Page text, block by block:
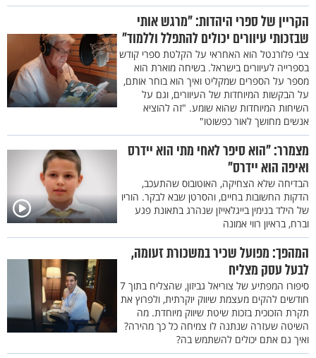
הקריין של ספרי היהדות: "מרגש אותי
שבזכותי עיוורים יכולים להתפלל וללמוד"
צבי פלורנטל הוא האחראי על הקלטת ספרי קודש
בספרייה לעיוורים בישראל. בשיחה מוארת הוא
מספר על הספרים שמקליט ואיך הוא בוחר אותם,
על הבקשות המיוחדות של העיוורים, וגם על
השיחות המיוחדות שהוא שומע. "זה להוציא
אנשים מחושך לאור כפשוטו"
מצמרר: "הוא סיפר לאחי מתי הוא יידרס
ואיפה הוא יידרס"
הבדיחה שלא הצחיקה, האוטובוס שהתעכב,
הדקות החשובות בחיים, והסרטן שבא לבקר. הוריו
של הילד בנימין בייגלאייזן שנהרג בתאונת פגע
וברח, בראיון רווי אמונה
המהפך: מפועל שכיר במשכורת זעומה,
לבעל עסק מצליח
סיפורו המפתיע של צוריאל גביזון, שהצליח בתוך 7
חודשים להקים מעצמת שיווק יוקרתית, ולפרוץ את
תקרת הזכוכית בזכות שיטת שיווק מיוחדת. מה
השיטה שעזרה שנתנה לו צמיחה כל כך מהירה?
ואיך גם אתם יכולים להשתמש בה?